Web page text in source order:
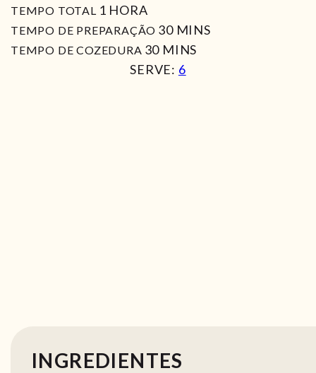
TEMPO TOTAL 1 HORA
HORA
TEMPO DE PREPARAÇÃO 30MIN
MINS
TEMPO DE COZEDURA 30MIN
MINS
SERVE: 6
INGREDIENTES